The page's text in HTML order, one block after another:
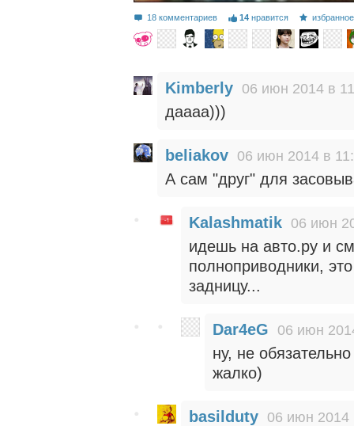
18 комментариев 14 нравится избранное
Kimberly 06 июн 2014 в
даааа)))
beliakov 06 июн 2014 в
А сам "друг" для
Kalashmatik 06 июн
идешь на авто.ру и
полноприводники,
задницу...
Dar4eG 06 июн
ну, не
жалко)
basilduty 06 июн 2014